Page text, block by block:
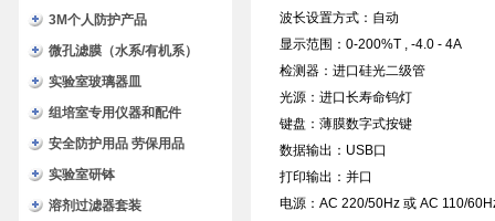
3M个人防护产品
微孔滤膜（水系/有机系）
实验室玻璃器皿
组培室专用仪器和配件
安全防护用品 劳保用品
实验室研钵
溶剂过滤器套装
波长设置方式：自动
显示范围：0-200%T , -4.0 - 4A
检测器：进口硅光二级管
光源：进口长寿命钨灯
键盘：薄膜数字式按键
数据输出：USB口
打印输出：并口
电源：AC 220/50Hz 或 AC 110/